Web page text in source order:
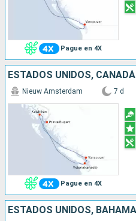
Pague en 4X
ESTADOS UNIDOS, CANADÁ
Pague en 4X
Nieuw Amsterdam 7 d